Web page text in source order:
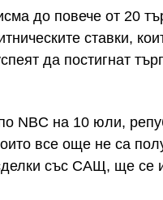
до повече от 20
ставки,
да постигнат
NBC на 10 юли,
все още не са
със САЩ, ще се